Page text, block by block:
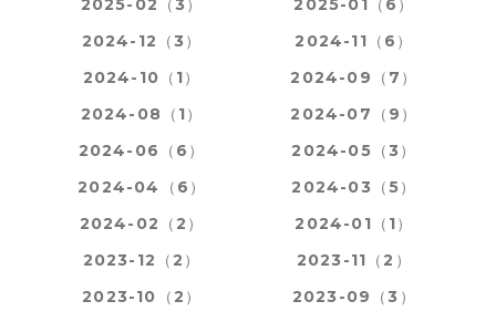
2025-02（3）
2025-01（6）
2024-12（3）
2024-11（6）
2024-10（1）
2024-09（7）
2024-08（1）
2024-07（9）
2024-06（6）
2024-05（3）
2024-04（6）
2024-03（5）
2024-02（2）
2024-01（1）
2023-12（2）
2023-11（2）
2023-10（2）
2023-09（3）